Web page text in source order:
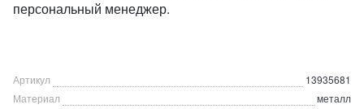
персональный менеджер.
Артикул
13935681
Материал
металл